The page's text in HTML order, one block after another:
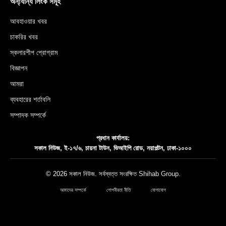
আবহাওয়ার খবর
চাকরির খবর
স্কলারশীপ প্রোগ্রাম
বিজ্ঞাপন
আমরা
ব্যবহারের শর্তাবলি
সম্পাদক সম্পর্কে
প্রধান কার্যালয়:
সকাল নিউজ, ই-১৭/৬, চায়না টাউন, ভিআইপি রোড, নয়াপল্টন, ঢাকা-১০০০
© 2026 সকাল নিউজ. সর্বস্বত্ত সংরক্ষিত Shihab Group.
আমাদের সম্পর্কে গোপনীয়তা নীতি যোগাযোগ